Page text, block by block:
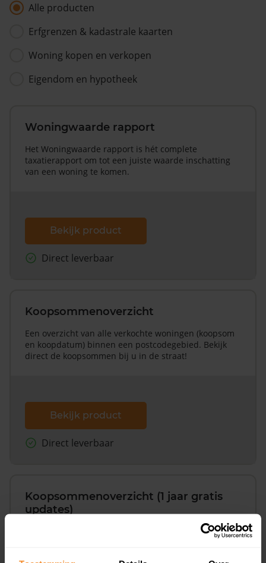
Alle producten
Erfgrenzen & kadastrale kaarten
Woning kopen en verkopen
Eigendom en hypotheek
Woningwaarde rapport
Het Woningwaarde rapport is hét complete
taxatierapport om tot een juiste waarde inschatting
van een woning te komen.
Bekijk product
Direct leverbaar
Koopsommenoverzicht
Een overzicht van alle verkochte woningen (koopsom
en koopdatum) binnen een postcodegebied. Bekijk
direct de koopsommen bij u in de straat!
Bekijk product
Direct leverbaar
Koopsommenoverzicht (1 jaar gratis
updates)